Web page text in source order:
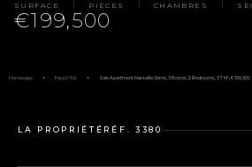
SURFACE PIÈCES CHAMBRES
€199,500
Homepage Pays D'Aix Sale Apartment Marseille 5ème, 3 Rooms, 2 Bedrooms, 57 M², €199,500
LA PROPRIÉTÉ RÉF. 3380